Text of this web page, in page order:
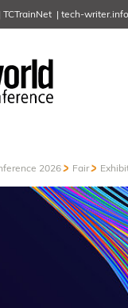
TCTrainNet tech-writer.info
2026 Fair